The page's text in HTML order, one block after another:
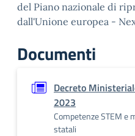
del Piano nazionale di
dall'Unione europea -
Documenti
Decreto
2023
Competenze STEM e
statali